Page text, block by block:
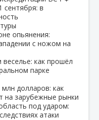
сентября: в
опьянения:
с ножом на
веселье: как прошёл
парке
долларов: как
на зарубежные рынки
под ударом:
атаки